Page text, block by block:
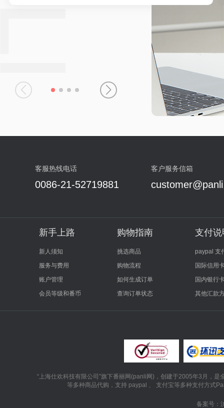
客服热线电话
0086-21-52719881
客户服务信箱
新手上路
新人须知
服务与费用
账户管理
会员等级和番币
购物指南
挑选商品
购物流程
如何生成订单
查询订单状态
支付说
paypal 支
国际信用
国内银行
其他汇款
“上海仕欢科技有限公司”旗下番丽网(panli网)，创建于2005年3月，
等多种商品代购，支持 paypal 、 支付宝等多种支付方式
备案号：